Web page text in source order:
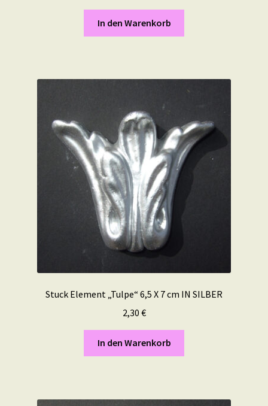
In den Warenkorb
Stuck Element „Tulpe“ 6,5 X 7 cm IN SILBER
2,30 €
In den Warenkorb